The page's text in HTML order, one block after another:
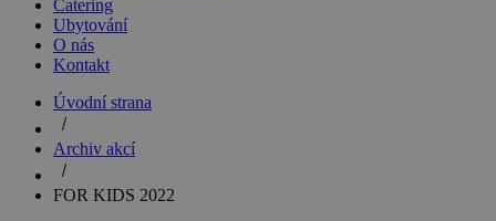
Catering
Ubytování
O nás
Kontakt
Úvodní strana
Archiv akcí
FOR KIDS 2022